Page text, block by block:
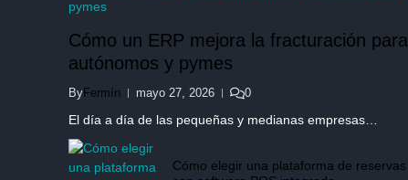
Cómo un ERP mejora la fracturación para
autónomos y pymes
ByFermín mayo 27, 2026 0
El día a día de las pequeñas y medianas empresas…
Cómo elegir una plataforma de reservas